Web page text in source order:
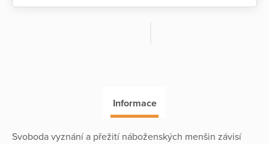
Informace
Svoboda vyznání a přežití náboženských menšin závisí